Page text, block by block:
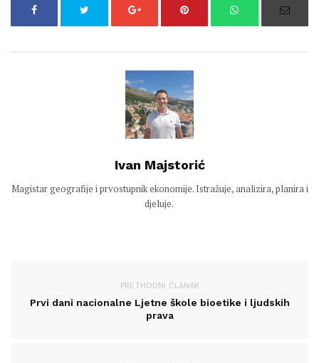
Ivan Majstorić
Magistar geografije i prvostupnik ekonomije. Istražuje, analizira, planira i
djeluje.
PRETHODNI ČLANAK
Prvi dani nacionalne Ljetne škole bioetike i ljudskih
prava